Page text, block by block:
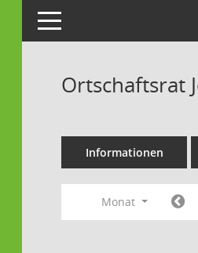
Toggle navigation
Ortschaftsrat
Informationen
Monat